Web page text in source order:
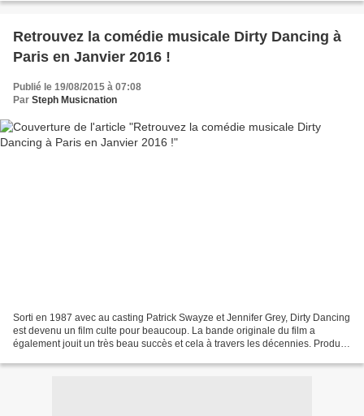
Retrouvez la comédie musicale Dirty Dancing à
Paris en Janvier 2016 !
Publié le 19/08/2015 à 07:08
Par Steph Musicnation
Sorti en 1987 avec au casting Patrick Swayze et Jennifer Grey, Dirty Dancing
est devenu un film culte pour beaucoup. La bande originale du film a
également jouit un très beau succès et cela à travers les décennies. Produite